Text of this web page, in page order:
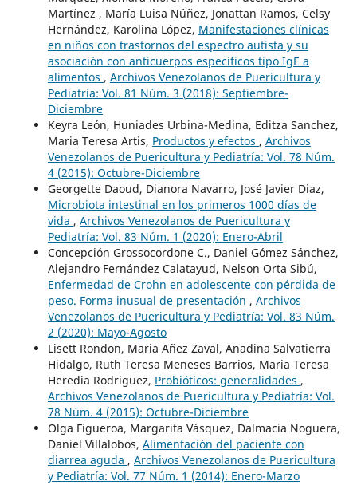
Martínez , María Luisa Núñez, Jonattan Ramos, Celsy
Hernández, Karolina López, Manifestaciones clínicas
en niños con trastornos del espectro autista y su
asociación con anticuerpos específicos tipo IgE a
alimentos , Archivos Venezolanos de Puericultura y
Pediatría: Vol. 81 Núm. 3 (2018): Septiembre-
Diciembre
Keyra León, Huniades Urbina-Medina, Editza Sanchez,
Maria Teresa Artis, Productos y efectos , Archivos
Venezolanos de Puericultura y Pediatría: Vol. 78 Núm.
4 (2015): Octubre-Diciembre
Georgette Daoud, Dianora Navarro, José Javier Diaz,
Microbiota intestinal en los primeros 1000 días de
vida , Archivos Venezolanos de Puericultura y
Pediatría: Vol. 83 Núm. 1 (2020): Enero-Abril
Concepción Grossocordone C., Daniel Gómez Sánchez,
Alejandro Fernández Calatayud, Nelson Orta Sibú,
Enfermedad de Crohn en adolescente con pérdida de
peso. Forma inusual de presentación , Archivos
Venezolanos de Puericultura y Pediatría: Vol. 83 Núm.
2 (2020): Mayo-Agosto
Lisett Rondon, Maria Añez Zaval, Anadina Salvatierra
Hidalgo, Ruth Teresa Meneses Barrios, Maria Teresa
Heredia Rodriguez, Probióticos: generalidades ,
Archivos Venezolanos de Puericultura y Pediatría: Vol.
78 Núm. 4 (2015): Octubre-Diciembre
Olga Figueroa, Margarita Vásquez, Dalmacia Noguera,
Daniel Villalobos, Alimentación del paciente con
diarrea aguda , Archivos Venezolanos de Puericultura
y Pediatría: Vol. 77 Núm. 1 (2014): Enero-Marzo